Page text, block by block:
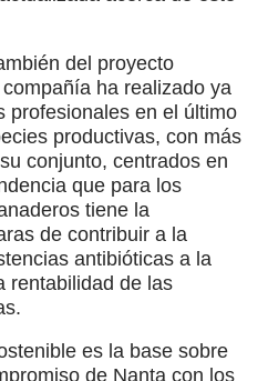
del proyecto
ha realizado ya
profesionales en el último
productivas, con más
conjunto, centrados en
que para los
tiene la
de contribuir a la
antibióticas a la
rentabilidad de las
es la base sobre
de Nanta con los